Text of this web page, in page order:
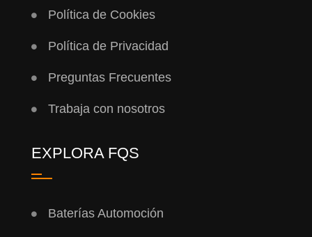
Política de Cookies
Política de Privacidad
Preguntas Frecuentes
Trabaja con nosotros
EXPLORA FQS
Baterías Automoción